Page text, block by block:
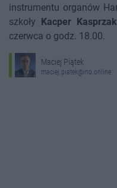
instrumentu organów
szkoły
Kacper Kasprzak
czerwca o godz. 18.00.
Maciej Piątek
maciej.piatek@ino.online